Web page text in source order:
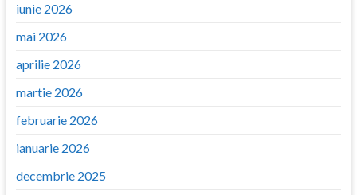
iunie 2026
mai 2026
aprilie 2026
martie 2026
februarie 2026
ianuarie 2026
decembrie 2025